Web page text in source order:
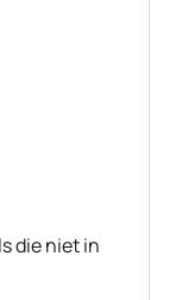
die niet in